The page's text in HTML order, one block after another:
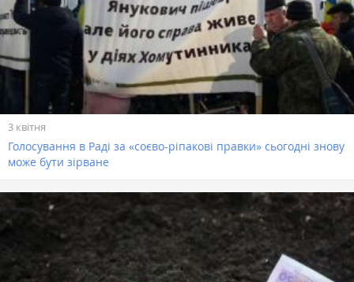
3 квітня
Голосування в Раді за «соєво-ріпакові правки» сьогодні знову
може бути зірване